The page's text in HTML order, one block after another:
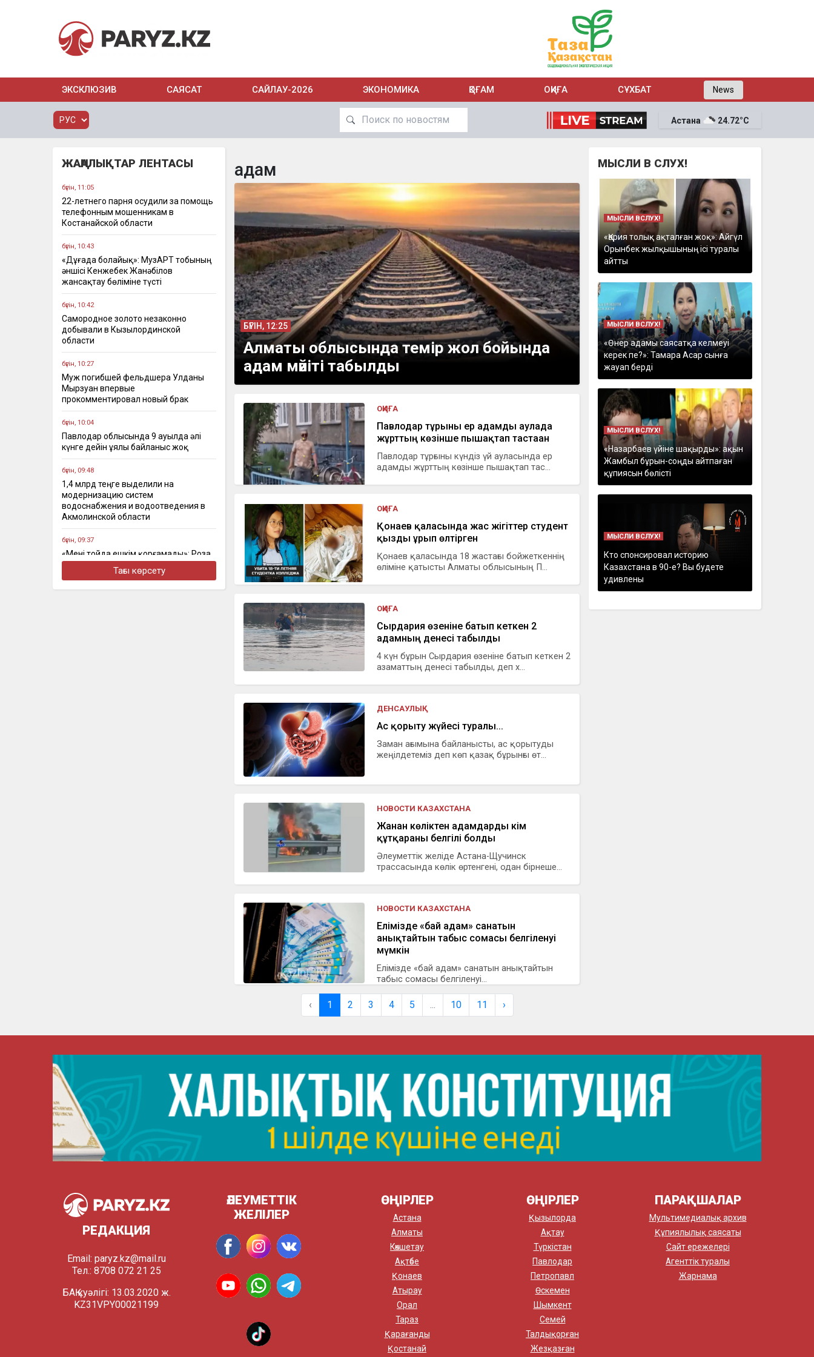
ЭКСКЛЮЗИВ САЯСАТ САЙЛАУ-2026 ЭКОНОМИКА ҚОҒАМ ОҚИҒА СҰХБАТ News
Астана 24.72°C
ЖАҢАЛЫҚТАР ЛЕНТАСЫ
бүгін, 11:05
22-летнего парня осудили за помощь
телефонным мошенникам в
Костанайской области
бүгін, 10:43
«Дұғада болайық»: МузАРТ тобының
әншісі Кенжебек Жанәбілов
жансақтау бөліміне түсті
бүгін, 10:42
Самородное золото незаконно
добывали в Кызылординской
области
бүгін, 10:27
Муж погибшей фельдшера Улданы
Мырзуан впервые
прокомментировал новый брак
бүгін, 10:04
Павлодар облысында 9 ауылда әлі
күнге дейін ұялы байланыс жоқ
бүгін, 09:48
1,4 млрд теңге выделили на
модернизацию систем
водоснабжения и водоотведения в
Акмолинской области
бүгін, 09:37
«Мені тойда ешкім қорғамады»: Роза
Әлқожа тойдағы даудан кейін алғаш
рет пікір білдірдіТағы көрсету
адам
БҮГІН, 12:25
Алматы облысында темір жол бойында
адам мәйіті табылды
ОҚИҒА
Павлодар тұрғыны ер адамды аулада
жұрттың көзінше пышақтап тастаған
Павлодар тұрғыны күндіз үй ауласында ер
адамды жұрттың көзінше пышақтап тас...
ОҚИҒА
Қонаев қаласында жас жігіттер студент
қызды ұрып өлтірген
Қонаев қаласында 18 жастағы бойжеткеннің
өліміне қатысты Алматы облысының П...
ОҚИҒА
Сырдария өзеніне батып кеткен 2
адамның денесі табылды
4 күн бұрын Сырдария өзеніне батып кеткен 2
азаматтың денесі табылды, деп х...
ДЕНСАУЛЫҚ
Ас қорыту жүйесі туралы...
Заман ағымына байланысты, ас қорытуды
жеңілдетеміз деп көп қазақ бұрынғы өт...
НОВОСТИ КАЗАХСТАНА
Жанған көліктен адамдарды кім
құтқарғаны белгілі болды
Әлеуметтік желіде Астана-Щучинск
трассасында көлік өртенгені, одан бірнеше...
НОВОСТИ КАЗАХСТАНА
Елімізде «бай адам» санатын
анықтайтын табыс сомасы белгіленуі
мүмкін
Елімізде «бай адам» санатын анықтайтын
табыс сомасы белгіленуі...
МЫСЛИ В СЛУХ!
МЫСЛИ ВСЛУХ!
«Қария толық ақталған жоқ»: Айгүл
Орынбек жылқышының ісі туралы
айтты
МЫСЛИ ВСЛУХ!
«Өнер адамы саясатқа келмеуі
керек пе?»: Тамара Асар сынға
жауап берді
МЫСЛИ ВСЛУХ!
«Назарбаев үйіне шақырды»: ақын
Жамбыл бұрын-соңды айтпаған
құпиясын бөлісті
МЫСЛИ ВСЛУХ!
Кто спонсировал историю
Казахстана в 90-е? Вы будете
удивлены
‹ 1 2 3 4 5 ... 10 11 ›
РЕДАКЦИЯ
Email: paryz.kz@mail.ru
Тел.: 8708 072 21 25
БАҚ куәлігі: 13.03.2020 ж.
KZ31VPY00021199
ӘЛЕУМЕТТІК
ЖЕЛІЛЕР
ӨҢІРЛЕР
Астана
Алматы
Көкшетау
Ақтөбе
Қонаев
Атырау
Орал
Тараз
Қарағанды
Қостанай
ӨҢІРЛЕР
Қызылорда
Ақтау
Түркістан
Павлодар
Петропавл
Өскемен
Шымкент
Семей
Талдықорған
Жезқазған
ПАРАҚШАЛАР
Мультимедиалық архив
Құпиялылық саясаты
Сайт ережелері
Агенттік туралы
Жарнама